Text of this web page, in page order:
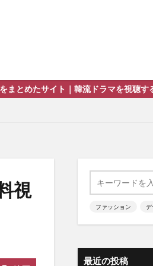
視聴する際のおすすめ動画配信の
視
ファッション デ
最近の投稿